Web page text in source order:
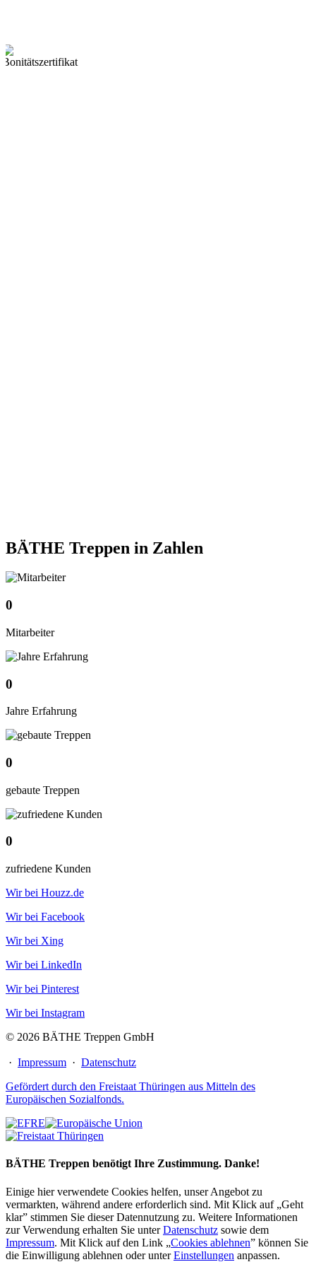
BÄTHE Treppen in Zahlen
0
Mitarbeiter
0
Jahre Erfahrung
0
gebaute Treppen
0
zufriedene Kunden
Wir bei Houzz.de
Wir bei Facebook
Wir bei Xing
Wir bei LinkedIn
Wir bei Pinterest
Wir bei Instagram
© 2026 BÄTHE Treppen GmbH
· Impressum · Datenschutz
Gefördert durch den Freistaat Thüringen aus Mitteln des
Europäischen Sozialfonds.
BÄTHE Treppen benötigt Ihre Zustimmung. Danke!
Einige hier verwendete Cookies helfen, unser Angebot zu
vermarkten, während andere erforderlich sind. Mit Klick auf „Geht
klar” stimmen Sie dieser Datennutzung zu. Weitere Informationen
zur Verwendung erhalten Sie unterDatenschutz sowie dem
Impressum. Mit Klick auf den Link „Cookies ablehnen” können Sie
die Einwilligung ablehnen oder unterEinstellungen anpassen.